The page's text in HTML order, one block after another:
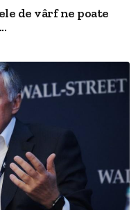
de vârf ne poate